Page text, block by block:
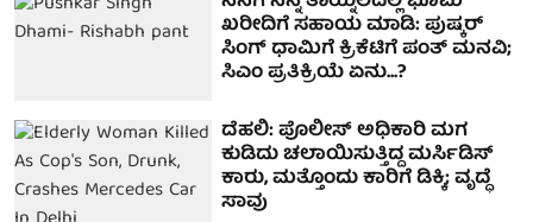
ಖರೀದಿಗೆ ಸಹಾಯ ಮಾಡಿ: ಪುಷ್ಕರ್
ಸಿಂಗ್ ಧಾಮಿಗೆ ಕ್ರಿಕೆಟಿಗೆ ಪಂತ್ ಮನವಿ;
ಸಿಎಂ ಪ್ರತಿಕ್ರಿಯೆ ಏನು...?
ದೆಹಲಿ: ಪೊಲೀಸ್ ಅಧಿಕಾರಿ ಮಗ
ಕುಡಿದು ಚಲಾಯಿಸುತ್ತಿದ್ದ ಮರ್ಸಿಡಿಸ್
ಕಾರು, ಮತ್ತೊಂದು ಕಾರಿಗೆ ಡಿಕ್ಕಿ; ವೃದ್ಧೆ
ಸಾವು